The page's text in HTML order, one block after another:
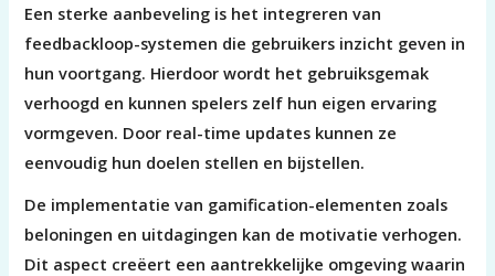
Een sterke aanbeveling is het integreren van
feedbackloop-systemen die gebruikers inzicht geven in
hun voortgang. Hierdoor wordt het gebruiksgemak
verhoogd en kunnen spelers zelf hun eigen ervaring
vormgeven. Door real-time updates kunnen ze
eenvoudig hun doelen stellen en bijstellen.
De implementatie van gamification-elementen zoals
beloningen en uitdagingen kan de motivatie verhogen.
Dit aspect creëert een aantrekkelijke omgeving waarin